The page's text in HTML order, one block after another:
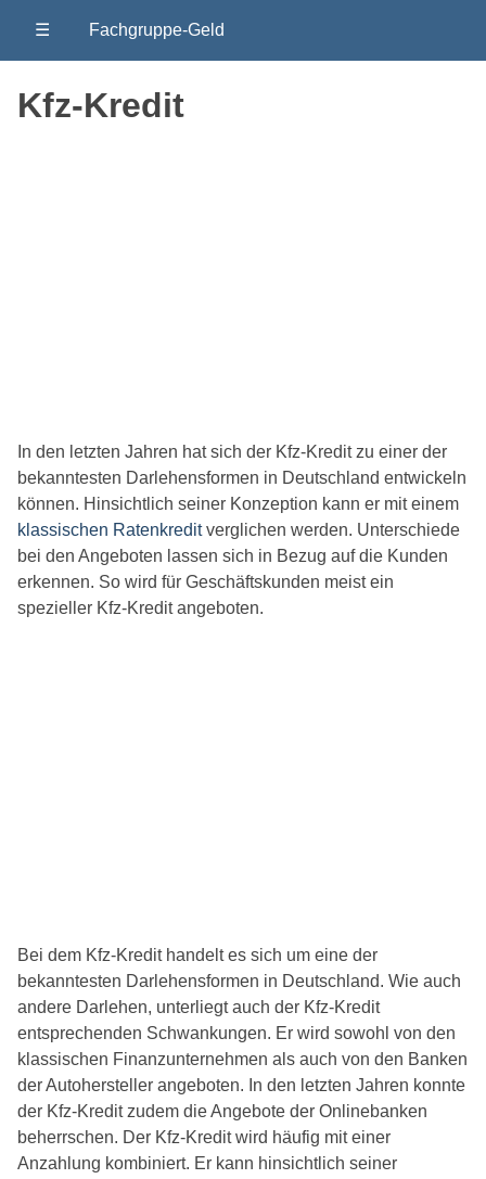
☰ Fachgruppe-Geld
Kfz-Kredit
In den letzten Jahren hat sich der Kfz-Kredit zu einer der
bekanntesten Darlehensformen in Deutschland entwickeln
können. Hinsichtlich seiner Konzeption kann er mit einem
klassischen Ratenkreditverglichen werden. Unterschiede
bei den Angeboten lassen sich in Bezug auf die Kunden
erkennen. So wird für Geschäftskunden meist ein
spezieller Kfz-Kredit angeboten.
Bei dem Kfz-Kredit handelt es sich um eine der
bekanntesten Darlehensformen in Deutschland. Wie auch
andere Darlehen, unterliegt auch der Kfz-Kredit
entsprechenden Schwankungen. Er wird sowohl von den
klassischen Finanzunternehmen als auch von den Banken
der Autohersteller angeboten. In den letzten Jahren konnte
der Kfz-Kredit zudem die Angebote der Onlinebanken
beherrschen. Der Kfz-Kredit wird häufig mit einer
Anzahlung kombiniert. Er kann hinsichtlich seiner